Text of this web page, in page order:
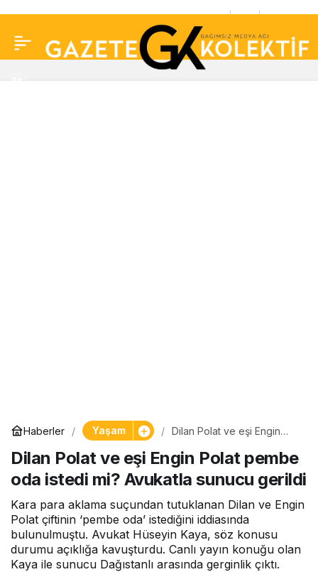
Haberler Yaşam
Dilan Polat ve eşi Engin
Avukatla sunucu gerildi
Dilan Polat ve eşi Engin Polat pembe
oda istedi mi? Avukatla sunucu gerildi
Kara para aklama suçundan tutuklanan Dilan ve Engin
Polat çiftinin ‘pembe oda’ istediğini iddiasında
bulunulmuştu. Avukat Hüseyin Kaya, söz konusu
durumu açıklığa kavuşturdu. Canlı yayın konuğu olan
Kaya ile sunucu Dağıstanlı arasında gerginlik çıktı.
Danielle van de Donk ve